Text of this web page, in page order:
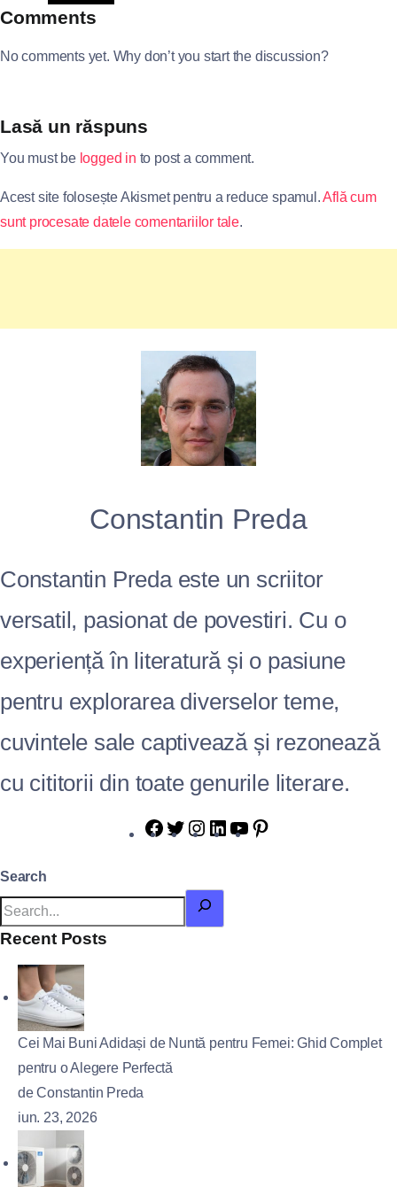
Comments
No comments yet. Why don’t you start the discussion?
Lasă un răspuns
You must be logged in to post a comment.
Acest site folosește Akismet pentru a reduce spamul.Află cum
sunt procesate datele comentariilor tale.
Constantin Preda
Constantin Preda este un scriitor
versatil, pasionat de povestiri. Cu o
experiență în literatură și o pasiune
pentru explorarea diverselor teme,
cuvintele sale captivează și rezonează
cu cititorii din toate genurile literare.
Search
Recent Posts
Cei Mai Buni Adidași de Nuntă pentru Femei: Ghid Complet
pentru o Alegere Perfectă
de Constantin Preda
iun. 23, 2026